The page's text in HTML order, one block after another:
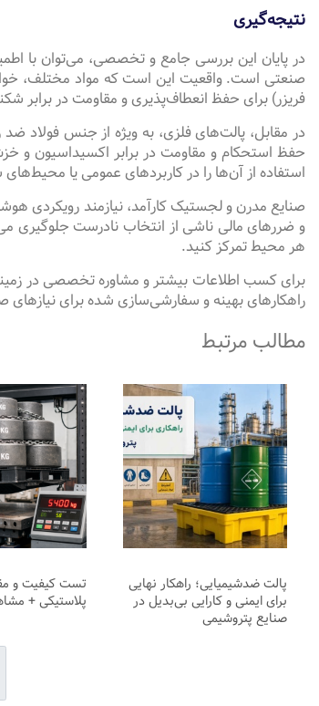
نتیجه‌گیری
در پایان این بررسی جامع و تخصصی، می‌توان با
فریزر) برای حفظ انعطاف‌پذیری و مقاومت در برابر
در مقابل، پالت‌های فلزی، به ویژه از جنس فولاد ضد
حفظ استحکام و مقاومت در برابر اکسیداسیون و
استفاده از آن‌ها را در کاربردهای عمومی یا
صنایع مدرن و لجستیک کارآمد، نیازمند رویکردی
و ضررهای مالی ناشی از انتخاب نادرست جلوگیری
هر محیط تمرکز کنید.
برای کسب اطلاعات بیشتر و مشاوره تخصصی در
راهکارهای بهینه و سفارشی‌سازی شده برای
مطالب مرتبط
پالت ضدشیمیایی؛ راهکار نهایی
برای ایمنی و کارایی بی‌بدیل در
صنایع پتروشیمی
تست کیفیت و
پلاستیکی +